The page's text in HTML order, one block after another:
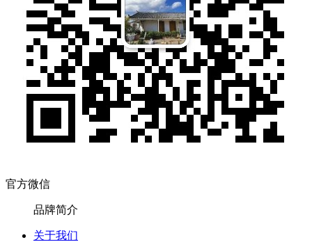
官方微信
品牌简介
关于我们